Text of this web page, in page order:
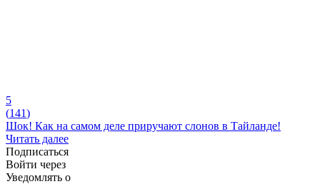
5
(141)
Шок! Как на самом деле приручают слонов в Тайланде!
Читать далее
Подписаться
Войти через
Уведомлять о